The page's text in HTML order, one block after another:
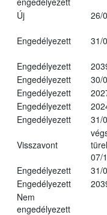
Új
26/
Engedélyezett 31/
Engedélyezett
Engedélyezett
30/
Engedélyezett
Engedélyezett
Engedélyezett 31/
Visszavont
07/
Engedélyezett
31/
Engedélyezett
Nem
engedélyezett